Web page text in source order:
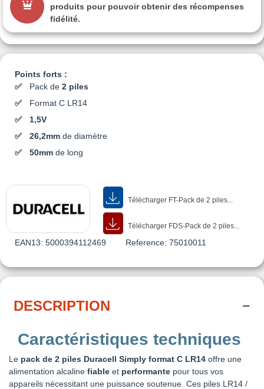
Points forts :
Pack de 2 piles
Format C LR14
1,5V
26,2mm de diamètre
50mm de long
Télécharger FT-Pack de 2 piles...
Télécharger FDS-Pack de 2 piles...
EAN13: 5000394112469 Reference: 75010011
produits pour pouvoir obtenir des récompenses
fidélité.
DESCRIPTION
Caractéristiques techniques
Le pack de 2 piles Duracell Simply format C LR14 offre une
alimentation alcaline fiable et performante pour tous vos
appareils nécessitant une puissance soutenue. Ces piles LR14 /